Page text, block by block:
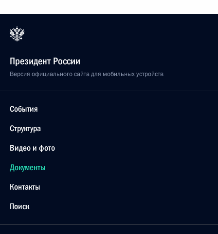
Президент России
Версия официального сайта для мобильных устройств
События
Структура
Видео и фото
Документы
Контакты
Поиск